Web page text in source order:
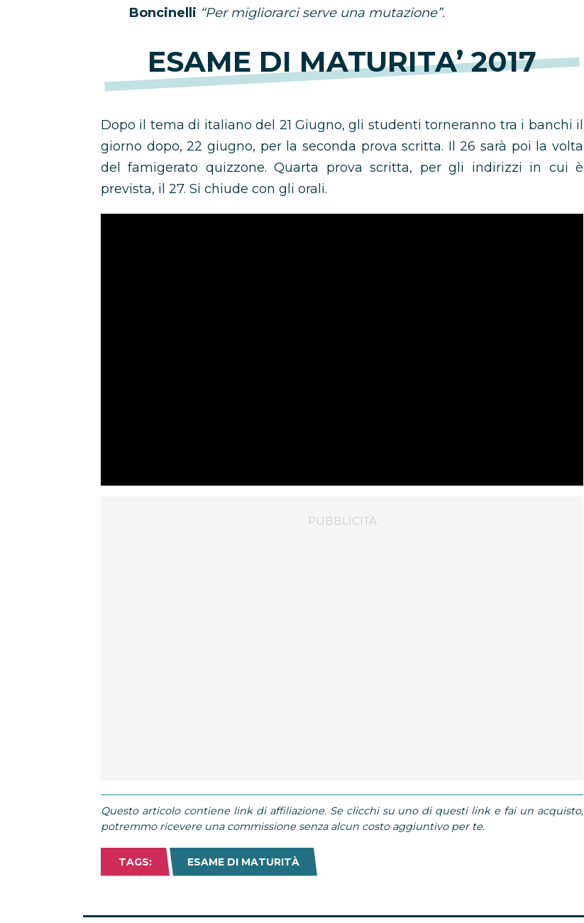
Boncinelli “Per migliorarci serve una mutazione”.
ESAME DI MATURITA’ 2017
Dopo il tema di italiano del 21 Giugno, gli studenti torneranno tra i banchi il
giorno dopo, 22 giugno, per la seconda prova scritta. Il 26 sarà poi la volta
del famigerato quizzone. Quarta prova scritta, per gli indirizzi in cui è
prevista, il 27. Si chiude con gli orali.
Questo articolo contiene link di affiliazione. Se clicchi su uno di questi link e fai un acquisto,
potremmo ricevere una commissione senza alcun costo aggiuntivo per te.
TAGS: ESAME DI MATURITÀ